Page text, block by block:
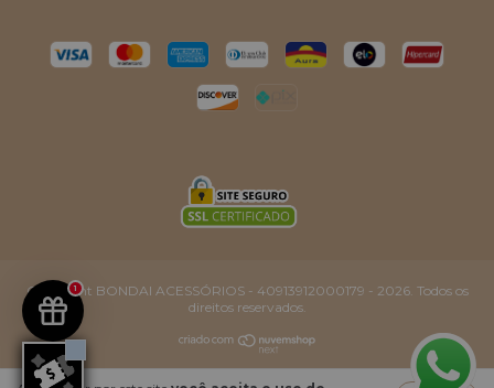
1
Copyright BONDAI ACESSÓRIOS - 40913912000179 - 2026. Todos os
direitos reservados.